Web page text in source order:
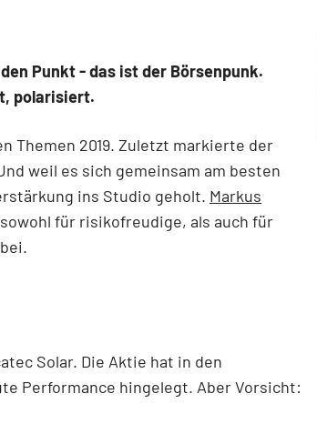
Punkt - das ist der Börsenpunk.
polarisiert.
Themen 2019. Zuletzt markierte der
weil es sich gemeinsam am besten
ins Studio geholt. Markus
für risikofreudige, als auch für
Solar. Die Aktie hat in den
Performance hingelegt. Aber Vorsicht: